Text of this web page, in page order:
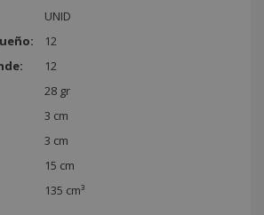
UNID
12
12
28 gr
3 cm
3 cm
15 cm
135 cm³